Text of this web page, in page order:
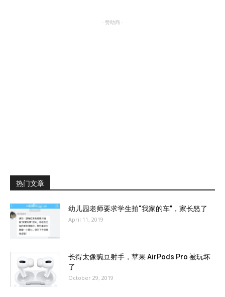
- 赞助商 -
热门文章
幼儿园老师要求学生拍“我家的车”，家长怒了
April 11, 2019
长得太像豌豆射手，苹果 AirPods Pro 被玩坏
了
October 29, 2019